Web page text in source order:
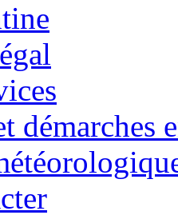
démarches